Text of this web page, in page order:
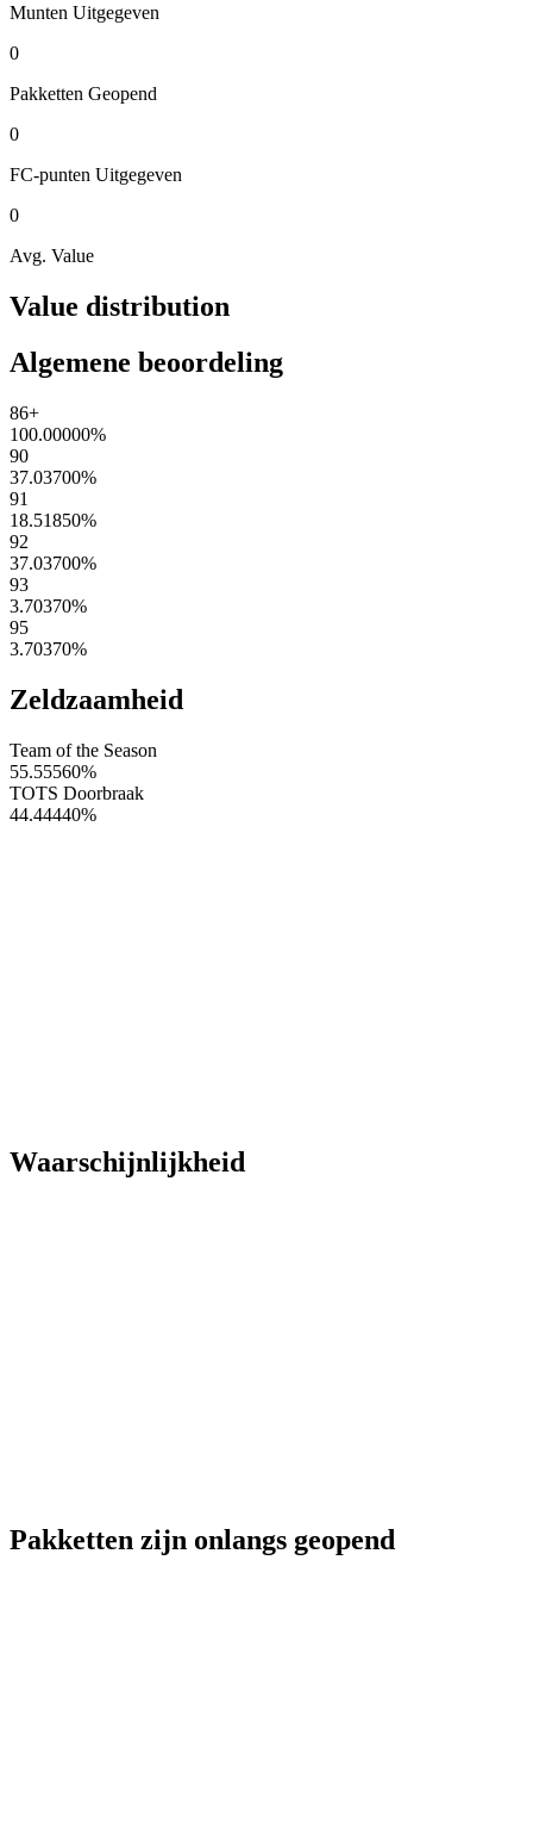
Munten Uitgegeven
0
Pakketten Geopend
0
FC-punten Uitgegeven
0
Avg. Value
Value distribution
Algemene beoordeling
86+
100.00000%
90
37.03700%
91
18.51850%
92
37.03700%
93
3.70370%
95
3.70370%
Zeldzaamheid
Team of the Season
55.55560%
TOTS Doorbraak
44.44440%
Waarschijnlijkheid
Pakketten zijn onlangs geopend